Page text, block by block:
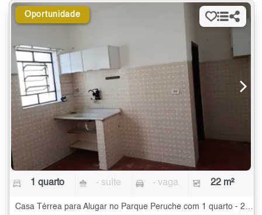
Oportunidade
1 quarto - suíte - vaga 22 m²